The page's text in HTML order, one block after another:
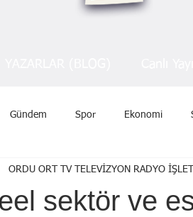
Gündem Spor Ekonomi
EKREM KARADAĞ Birol Öztürk
sektör ve
ORDU ORT TV TELEVİZYON RADYO